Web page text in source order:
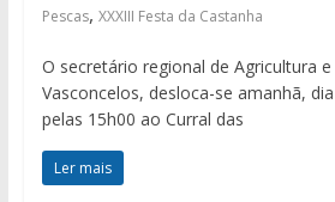
Pescas, XXXIII Festa da Castanha
O secretário regional de Agricultura
Vasconcelos, desloca-se amanhã,
pelas 15h00 ao Curral das
Ler mais